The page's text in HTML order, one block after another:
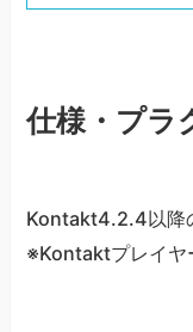
仕様・プラ
Kontakt4.2.4以降
※Kontaktプレイヤ